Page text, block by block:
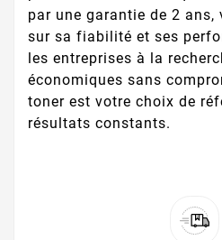
par une garantie de 2 ans,
sur sa fiabilité et ses
les entreprises à la
économiques sans
toner est votre choix de
résultats constants.